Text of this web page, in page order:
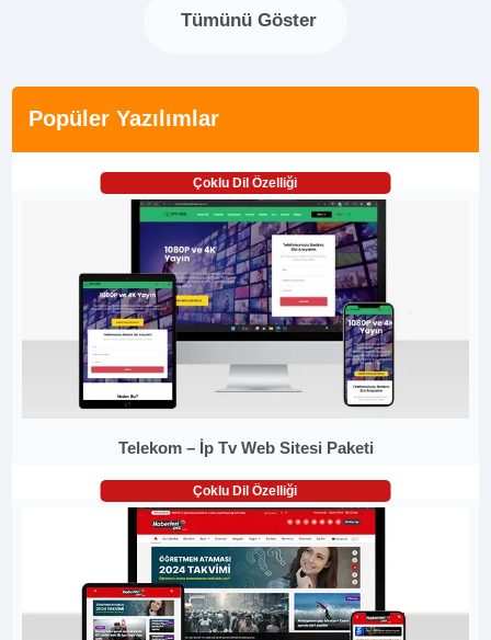
Tümünü Göster
Popüler Yazılımlar
Çoklu Dil Özelliği
Telekom – İp Tv Web Sitesi Paketi
Çoklu Dil Özelliği